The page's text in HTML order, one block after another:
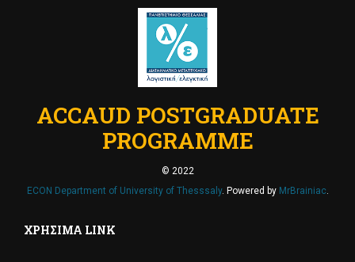
ACCAUD POSTGRADUATE
PROGRAMME
© 2022
ECON Department of University of Thesssaly. Powered by MrBrainiac.
ΧΡΉΣΙΜΑ LINK